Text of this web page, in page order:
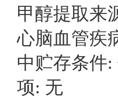
甲醇提取来
心脑血管疾
中贮存条件
项: 无